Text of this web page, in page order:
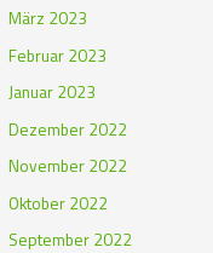
März 2023
Februar 2023
Januar 2023
Dezember 2022
November 2022
Oktober 2022
September 2022